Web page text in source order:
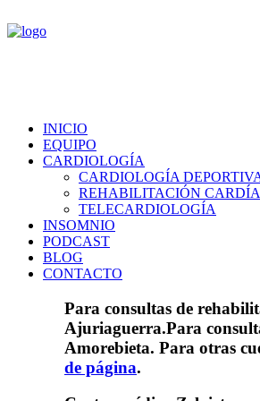
INICIO
EQUIPO
CARDIOLOGÍA
CARDIOLOGÍA
REHABILITACIÓN
TELECARDIOLOGÍA
INSOMNIO
PODCAST
BLOG
CONTACTO
Para consultas de
Ajuriaguerra.Para
Amorebieta. Para otras
de página.